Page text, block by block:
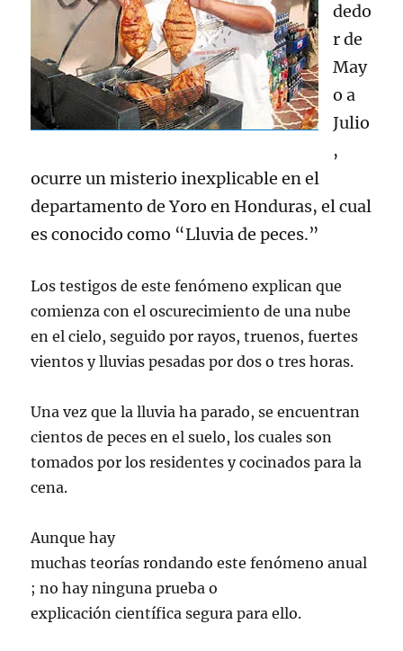
dedo
r de
May
o a
Julio
,
ocurre un misterio inexplicable en el
departamento de Yoro en Honduras, el cual
es conocido como “Lluvia de peces.”
Los testigos de este fenómeno explican que
comienza con el oscurecimiento de una nube
en el cielo, seguido por rayos, truenos, fuertes
vientos y lluvias pesadas por dos o tres horas.
Una vez que la lluvia ha parado, se encuentran
cientos de peces en el suelo, los cuales son
tomados por los residentes y cocinados para la
cena.
Aunque hay
muchas teorías rondando este fenómeno anual
; no hay ninguna prueba o
explicación científica segura para ello.